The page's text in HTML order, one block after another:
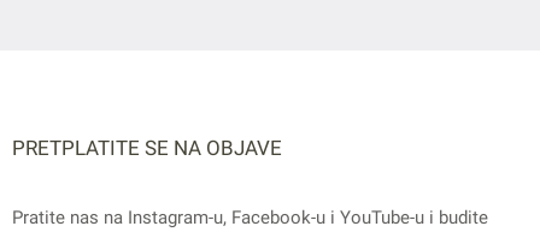
PRETPLATITE SE NA OBJAVE
Pratite nas na Instagram-u, Facebook-u i YouTube-u i budite